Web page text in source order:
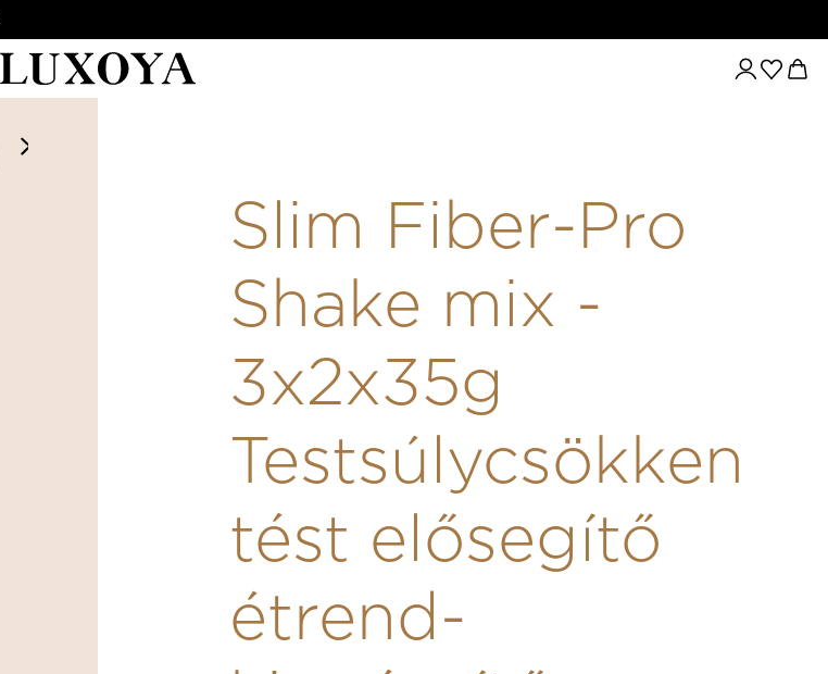
Slim Fiber-Pro
Shake mix -
3x2x35g
Testsúlycsökken
tést elősegítő
étrend-